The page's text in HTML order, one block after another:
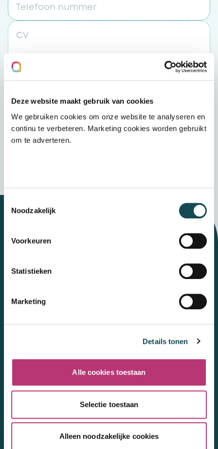
Deze website maakt gebruik van cookies
We gebruiken cookies om onze website te analyseren en
continu te verbeteren. Marketing cookies worden gebruikt
om te adverteren.
Noodzakelijk
Voorkeuren
Statistieken
Marketing
Details tonen
Alle cookies toestaan
Selectie toestaan
Alleen noodzakelijke cookies
Telefoon nummer
CV
Door op “verzenden” te klikken accepteert u
hetprivacybeleid
Let's talk
Mental Care Group
Polanerbaan 3
NL Mental Care Group B.V.:
KvK:76188132
Vacatures